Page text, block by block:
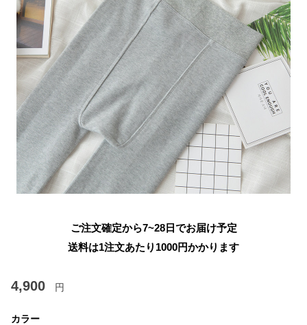
ご注文確定から7~28日でお届け予定
送料は1注文あたり 1000円かかります
4,900 円
カラー